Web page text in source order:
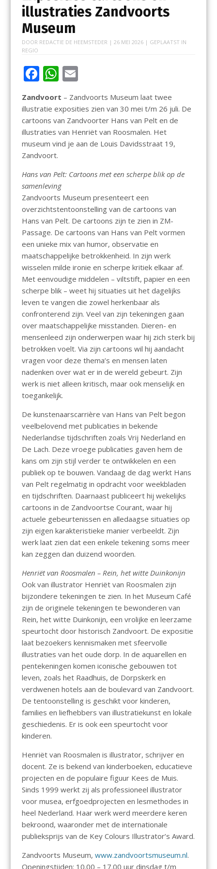
illustraties Zandvoorts
Museum
DOOR REDACTIE DE HEEMSTEDER | 26 MEI 2026| GEPLAATST IN
REGIO
F
ac
e
b
o
o
W
at
s
A
p
p
E
m
ai
l
Zandvoort – Zandvoorts Museum laat twee
illustratie exposities zien van 30 mei t/m 26 juli. De
cartoons van Zandvoorter Hans van Pelt en de
illustraties van Henriët van Roosmalen. Het
museum vind je aan de Louis Davidsstraat 19,
Zandvoort.
Hans van Pelt: Cartoons met een scherpe blik op de
samenleving
Zandvoorts Museum presenteert een
overzichtstentoonstelling van de cartoons van
Hans van Pelt. De cartoons zijn te zien in ZM-
Passage. De cartoons van Hans van Pelt vormen
een unieke mix van humor, observatie en
maatschappelijke betrokkenheid. In zijn werk
wisselen milde ironie en scherpe kritiek elkaar af.
Met eenvoudige middelen – viltstift, papier en een
scherpe blik – weet hij situaties uit het dagelijks
leven te vangen die zowel herkenbaar als
confronterend zijn. Veel van zijn tekeningen gaan
over maatschappelijke misstanden. Dieren- en
mensenleed zijn onderwerpen waar hij zich sterk bij
betrokken voelt. Via zijn cartoons wil hij aandacht
vragen voor deze thema’s en mensen laten
nadenken over wat er in de wereld gebeurt. Zijn
werk is niet alleen kritisch, maar ook menselijk en
toegankelijk.
De kunstenaarscarrière van Hans van Pelt begon
veelbelovend met publicaties in bekende
Nederlandse tijdschriften zoals Vrij Nederland en
De Lach. Deze vroege publicaties gaven hem de
kans om zijn stijl verder te ontwikkelen en een
publiek op te bouwen. Vandaag de dag werkt Hans
van Pelt regelmatig in opdracht voor weekbladen
en tijdschriften. Daarnaast publiceert hij wekelijks
cartoons in de Zandvoortse Courant, waar hij
actuele gebeurtenissen en alledaagse situaties op
zijn eigen karakteristieke manier verbeeldt. Zijn
werk laat zien dat een enkele tekening soms meer
kan zeggen dan duizend woorden.
Henriët van Roosmalen – Rein, het witte Duinkonijn
Ook van illustrator Henriët van Roosmalen zijn
bijzondere tekeningen te zien. In het Museum Café
zijn de originele tekeningen te bewonderen van
Rein, het witte Duinkonijn, een vrolijke en leerzame
speurtocht door historisch Zandvoort. De expositie
laat bezoekers kennismaken met sfeervolle
illustraties van het oude dorp. In de aquarellen en
pentekeningen komen iconische gebouwen tot
leven, zoals het Raadhuis, de Dorpskerk en
verdwenen hotels aan de boulevard van Zandvoort.
De tentoonstelling is geschikt voor kinderen,
families en liefhebbers van illustratiekunst en lokale
geschiedenis. Er is ook een speurtocht voor
kinderen.
Henriët van Roosmalen is illustrator, schrijver en
docent. Ze is bekend van kinderboeken, educatieve
projecten en de populaire figuur Kees de Muis.
Sinds 1999 werkt zij als professioneel illustrator
voor musea, erfgoedprojecten en lesmethodes in
heel Nederland. Haar werk werd meerdere keren
bekroond, waaronder met de internationale
publieksprijs van de Key Colours Illustrator’s Award.
Zandvoorts Museum, www.zandvoortsmuseum.nl.
Openingstijden: 10.00 – 17.00 uur dinsdag t/m